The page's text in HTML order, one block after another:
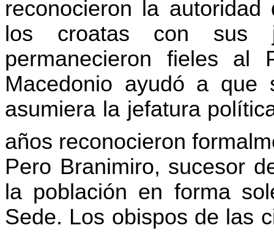
reconocieron la
los croatas con sus
permanecieron fieles al
Macedonio ayudó a
asumiera la jefatura
años reconocieron
Pero Branimiro, sucesor
la población en forma
Sede. Los obispos de las